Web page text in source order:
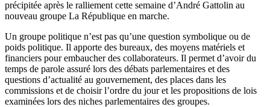
précipitée après le ralliement cette semaine d’André Gattolin au
nouveau groupe La République en marche.
Un groupe politique n’est pas qu’une question symbolique ou de
poids politique. Il apporte des bureaux, des moyens matériels et
financiers pour embaucher des collaborateurs. Il permet d’avoir du
temps de parole assuré lors des débats parlementaires et des
questions d’actualité au gouvernement, des places dans les
commissions et de choisir l’ordre du jour et les propositions de lois
examinées lors des niches parlementaires des groupes.